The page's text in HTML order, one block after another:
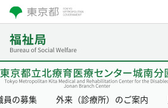
員の募集 外来（診療所）のご案内